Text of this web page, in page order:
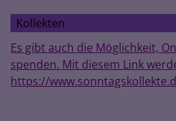
Kollekten
Es gibt auch die Möglichkeit,
spenden. Mit diesem Link
https://